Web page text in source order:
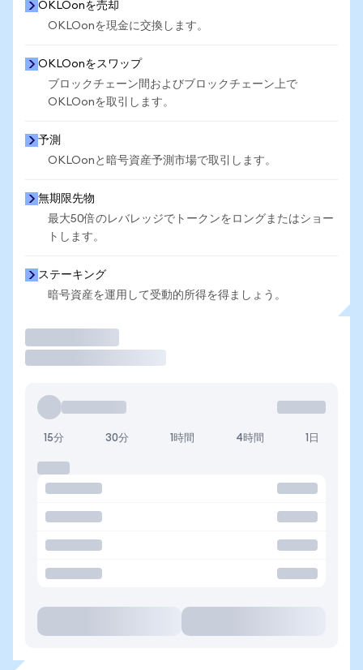
OKLOonを売却
OKLOonを現金に交換します。
OKLOonをスワップ
ブロックチェーン間およびブロックチェーン上で
OKLOonを取引します。
予測
OKLOonと暗号資産予測市場で取引します。
無期限先物
最大50倍のレバレッジでトークンをロングまたはショー
トします。
ステーキング
暗号資産を運用して受動的所得を得ましょう。
15分 30分 1時間 4時間 1日